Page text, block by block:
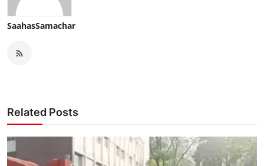
SaahasSamachar
Related Posts